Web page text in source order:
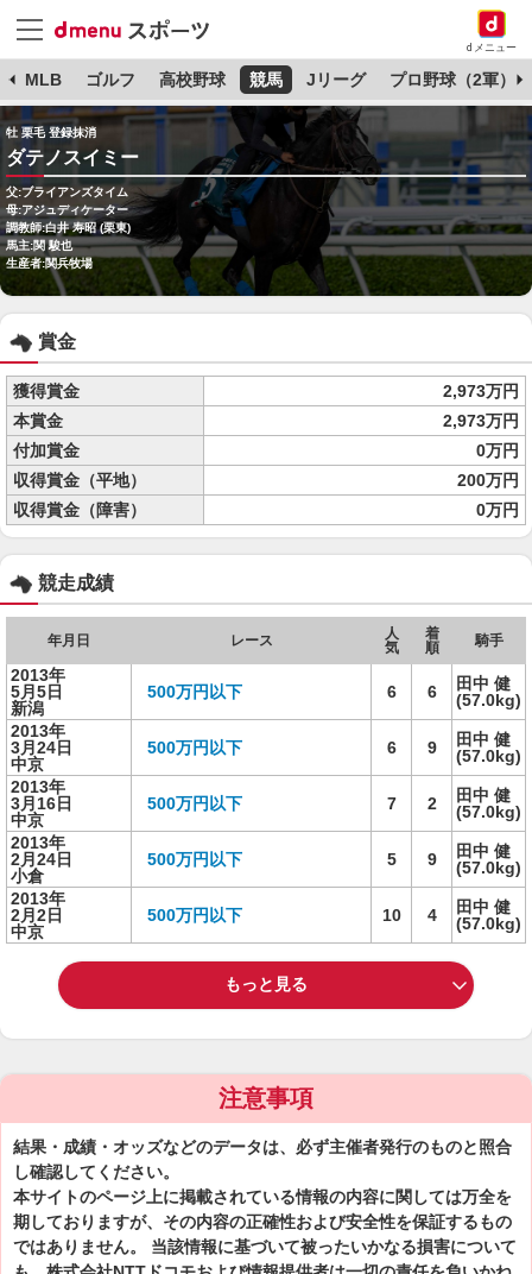
dメニュー
MLB ゴルフ 高校野球 競馬 Jリーグ プロ野球（2軍）
牡 栗毛 登録抹消
ダテノスイミー
父:ブライアンズタイム
母:アジュディケーター
調教師:白井 寿昭 (栗東)
馬主:関 駿也
生産者:関兵牧場
賞金
獲得賞金
2,973万円
本賞金
2,973万円
付加賞金
0万円
収得賞金（平地）
200万円
収得賞金（障害）
0万円
競走成績
年月日 レース
人
気
着
順
騎手
2013年
5月5日
新潟
500万円以下 6 6
田中 健
(57.0kg)
2013年
3月24日
中京
500万円以下 6 9
田中 健
(57.0kg)
2013年
3月16日
中京
500万円以下 7 2
田中 健
(57.0kg)
2013年
2月24日
小倉
500万円以下 5 9
田中 健
(57.0kg)
2013年
2月2日
中京
500万円以下 10 4
田中 健
(57.0kg)
もっと見る
注意事項
結果・成績・オッズなどのデータは、必ず主催者発行のものと照合
し確認してください。
本サイトのページ上に掲載されている情報の内容に関しては万全を
期しておりますが、その内容の正確性および安全性を保証するもの
ではありません。 当該情報に基づいて被ったいかなる損害について